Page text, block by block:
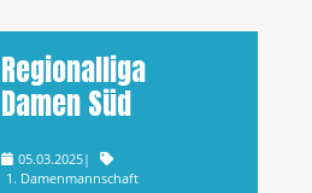
Regionalliga
Damen Süd
05.03.2025|
1. Damenmannschaft